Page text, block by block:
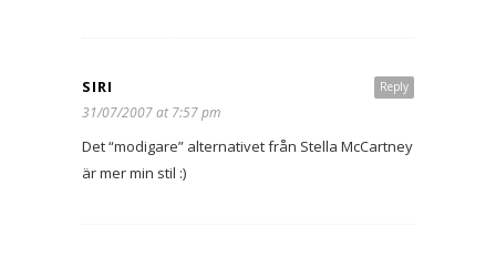
Reply
SIRI
31/07/2007 at 7:57 pm
Det “modigare” alternativet från Stella McCartney
är mer min stil :)